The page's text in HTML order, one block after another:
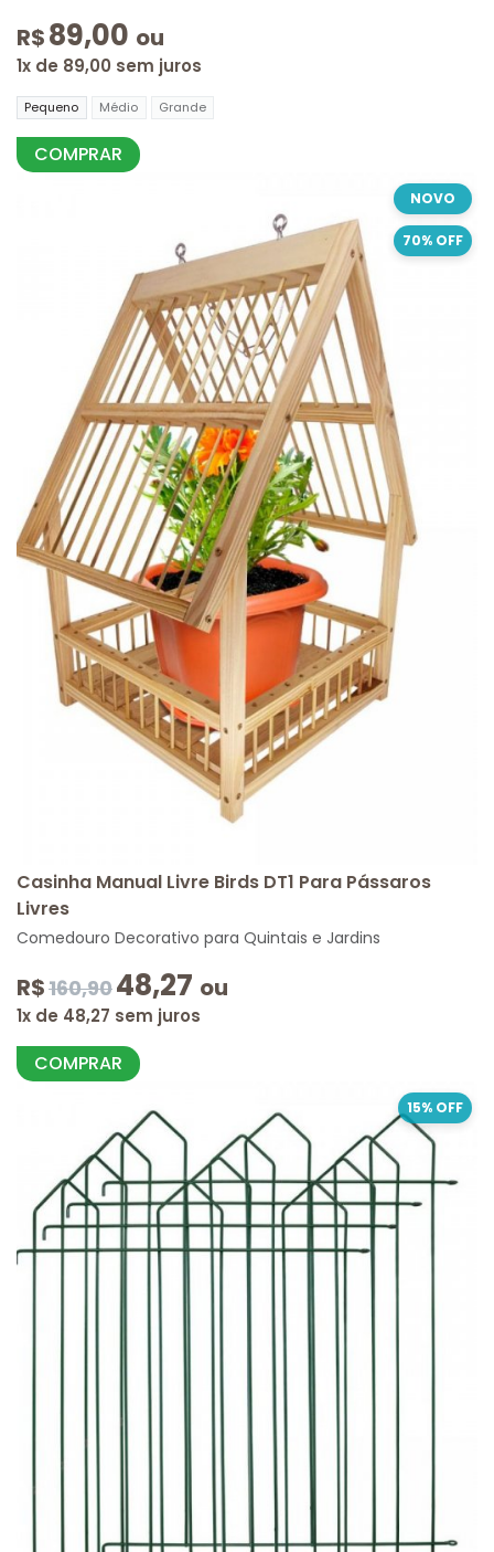
R$89,00 ou
1x de 89,00 sem juros
Pequeno Médio Grande
COMPRAR
NOVO
70% OFF
Casinha Manual Livre Birds DT1 Para Pássaros
Livres
Comedouro Decorativo para Quintais e Jardins
R$160,9048,27 ou
1x de 48,27 sem juros
COMPRAR
15% OFF